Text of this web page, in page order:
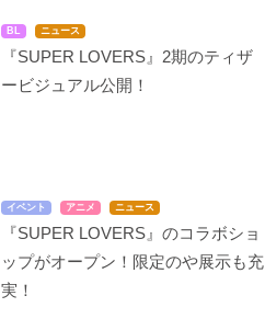
BL ニュース
『SUPER LOVERS』2期のティザ
ービジュアル公開！
イベント アニメ ニュース
『SUPER LOVERS』のコラボショ
ップがオープン！限定のや展示も充
実！